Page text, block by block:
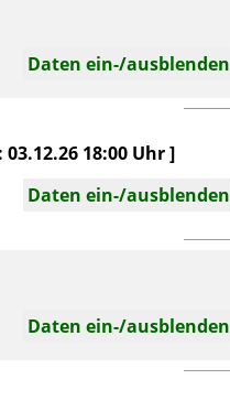
Daten ein-/ausblenden
18:00 Uhr ]
Daten ein-/ausblenden
Daten ein-/ausblenden